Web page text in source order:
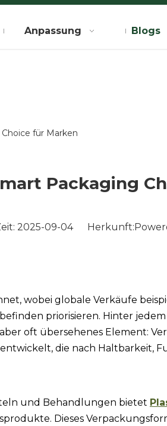
Anpassung Blogs
für Marken
Packaging
2025-09-04 Herkunft:
wobei globale Verkäufe
priorisieren. Hinter jedem
oft übersehenes Element:
die nach Haltbarkeit,
und Behandlungen bietet
Dieses